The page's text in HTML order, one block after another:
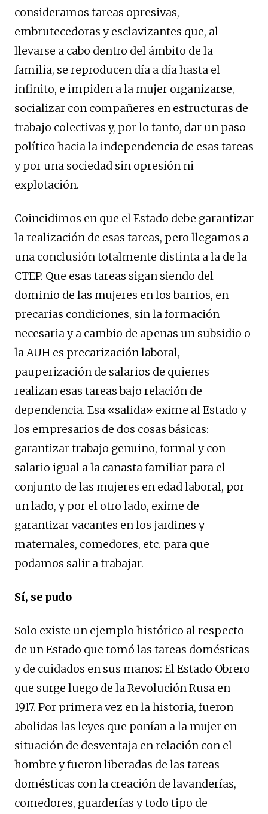
consideramos tareas opresivas,
embrutecedoras y esclavizantes que, al
llevarse a cabo dentro del ámbito de la
familia, se reproducen día a día hasta el
infinito, e impiden a la mujer organizarse,
socializar con compañeres en estructuras de
trabajo colectivas y, por lo tanto, dar un paso
político hacia la independencia de esas tareas
y por una sociedad sin opresión ni
explotación.
Coincidimos en que el Estado debe garantizar
la realización de esas tareas, pero llegamos a
una conclusión totalmente distinta a la de la
CTEP. Que esas tareas sigan siendo del
dominio de las mujeres en los barrios, en
precarias condiciones, sin la formación
necesaria y a cambio de apenas un subsidio o
la AUH es precarización laboral,
pauperización de salarios de quienes
realizan esas tareas bajo relación de
dependencia. Esa «salida» exime al Estado y
los empresarios de dos cosas básicas:
garantizar trabajo genuino, formal y con
salario igual a la canasta familiar para el
conjunto de las mujeres en edad laboral, por
un lado, y por el otro lado, exime de
garantizar vacantes en los jardines y
maternales, comedores, etc. para que
podamos salir a trabajar.
Sí, se pudo
Solo existe un ejemplo histórico al respecto
de un Estado que tomó las tareas domésticas
y de cuidados en sus manos: El Estado Obrero
que surge luego de la Revolución Rusa en
1917. Por primera vez en la historia, fueron
abolidas las leyes que ponían a la mujer en
situación de desventaja en relación con el
hombre y fueron liberadas de las tareas
domésticas con la creación de lavanderías,
comedores, guarderías y todo tipo de